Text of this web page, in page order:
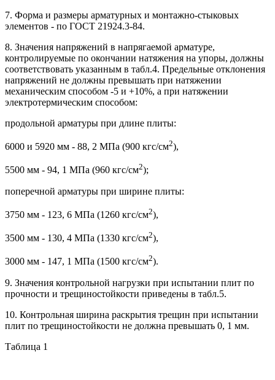
7. Форма и размеры арматурных и монтажно-стыковых
элементов - по ГОСТ 21924.3-84.
8. Значения напряжений в напрягаемой арматуре,
контролируемые по окончании натяжения на упоры, должны
соответствовать указанным в табл.4. Предельные отклонения
напряжений не должны превышать при натяжении
механическим способом -5 и +10%, а при натяжении
электротермическим способом:
продольной арматуры при длине плиты:
6000 и 5920 мм - 88, 2 МПа (900 кгс/см2),
5500 мм - 94, 1 МПа (960 кгс/см2);
поперечной арматуры при ширине плиты:
3750 мм - 123, 6 МПа (1260 кгс/см2),
3500 мм - 130, 4 МПа (1330 кгс/см2),
3000 мм - 147, 1 МПа (1500 кгс/см2).
9. Значения контрольной нагрузки при испытании плит по
прочности и трещиностойкости приведены в табл.5.
10. Контрольная ширина раскрытия трещин при испытании
плит по трещиностойкости не должна превышать 0, 1 мм.
Таблица 1